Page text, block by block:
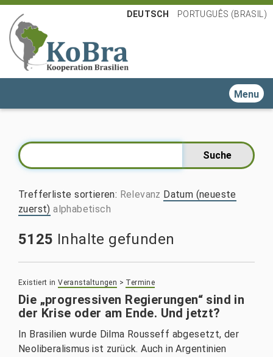
DEUTSCH PORTUGUÊS (BRASIL)
Toggle
Trefferliste sortieren: Relevanz Datum (neueste
zuerst) alphabetisch
5125 Inhalte gefunden
Existiert in Veranstaltungen > Termine
Die „progressiven Regierungen“ sind in
der Krise oder am Ende. Und jetzt?
In Brasilien wurde Dilma Rousseff abgesetzt, der
Neoliberalismus ist zurück. Auch in Argentinien